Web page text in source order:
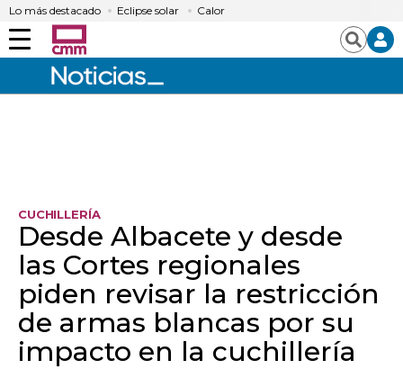
Lo más destacado Eclipse solar Calor
Menú Buscar
CUCHILLERÍA
Desde Albacete y desde
las Cortes regionales
piden revisar la restricción
de armas blancas por su
impacto en la cuchillería